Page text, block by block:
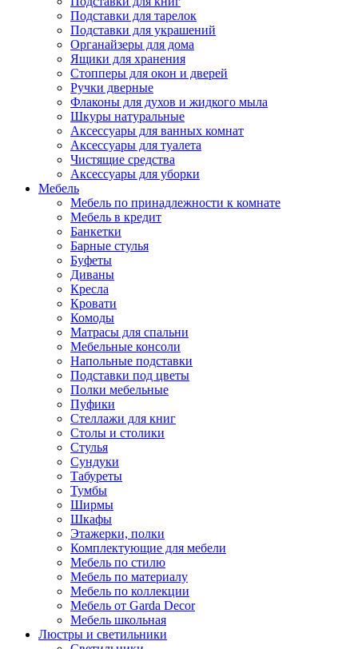
Подставки для тарелок
Подставки для украшений
Органайзеры для дома
Ящики для хранения
Стопперы для окон и дверей
Ручки дверные
Флаконы для духов и жидкого мыла
Шкуры натуральные
Аксессуары для ванных комнат
Аксессуары для туалета
Чистящие средства
Аксессуары для уборки
Мебель
Мебель по принадлежности к комнате
Мебель в кредит
Банкетки
Барные стулья
Буфеты
Диваны
Кресла
Кровати
Комоды
Матрасы для спальни
Мебельные консоли
Напольные подставки
Подставки под цветы
Полки мебельные
Пуфики
Стеллажи для книг
Столы и столики
Стулья
Сундуки
Табуреты
Тумбы
Ширмы
Шкафы
Этажерки, полки
Комплектующие для мебели
Мебель по стилю
Мебель по материалу
Мебель по коллекции
Мебель от Garda Decor
Мебель школьная
Люстры и светильники